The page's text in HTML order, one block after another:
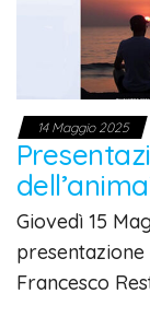
14 Maggio 2025
Giovedì 15
Francesco